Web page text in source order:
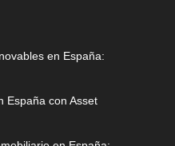
en España:
España con Asset